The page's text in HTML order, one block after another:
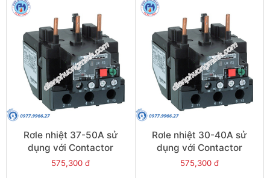
Rơle nhiệt 37-50A sử
dụng với Contactor
LC1E50-E95 - Model
575,300 đ
Rơle nhiệt 30-40A sử
dụng với Contactor
LC1E40-E95 - Model
575,300 đ